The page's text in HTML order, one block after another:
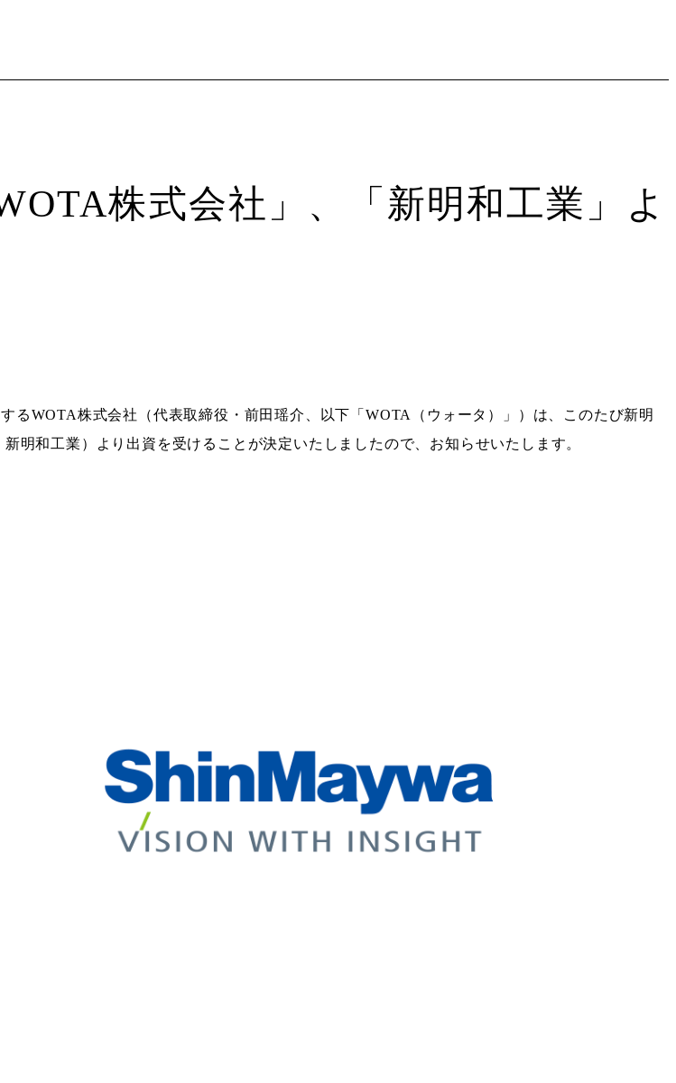
株式会社」、「新明和工業」よ
るWOTA株式会社（代表取締役・前田瑶介、以下「WOTA（ウォータ）」）は、このたび新明
和工業）より出資を受けることが決定いたしましたので、お知らせいたします。